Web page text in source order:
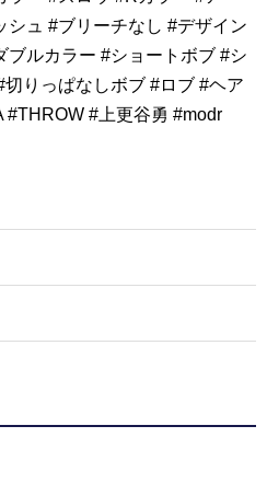
シュ #ブリーチなし #デザイン
ブルカラー #ショートボブ #シ
りっぱなしボブ #ロブ #ヘア
#THROW #上更谷勇 #modr